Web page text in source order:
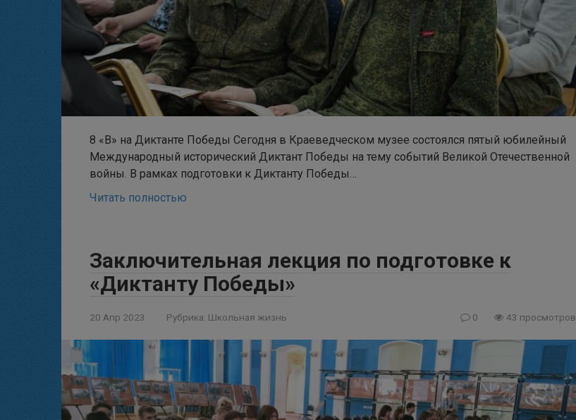
8 «В» на Диктанте Победы Сегодня в Краеведческом музее состоялся пятый юбилейный
Международный исторический Диктант Победы на тему событий Великой Отечественной
войны. В рамках подготовки к Диктанту Победы…
Читать полностью
Заключительная лекция по подготовке к
«Диктанту Победы»
20 Апр 2023 Рубрика: Школьная жизнь 0 43 просмотров